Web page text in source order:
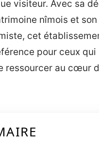
visiteur. Avec sa
nîmois et son
cet
pour ceux qui
ressourcer au cœur